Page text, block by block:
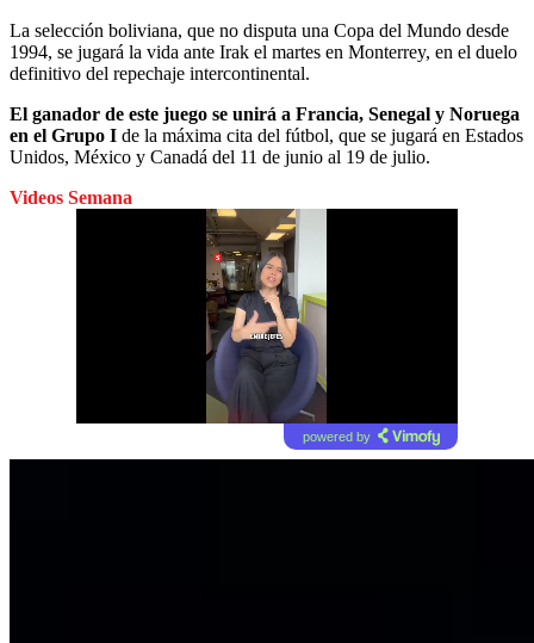
La selección boliviana, que no disputa una Copa del Mundo desde
1994, se jugará la vida ante Irak el martes en Monterrey, en el duelo
definitivo del repechaje intercontinental.
El ganador de este juego se unirá a Francia, Senegal y Noruega
en el Grupo I de la máxima cita del fútbol, que se jugará en Estados
Unidos, México y Canadá del 11 de junio al 19 de julio.
Videos Semana
powered by